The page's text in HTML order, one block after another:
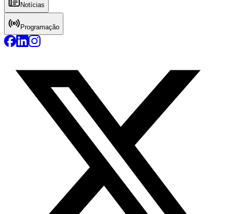
Notícias
Programação